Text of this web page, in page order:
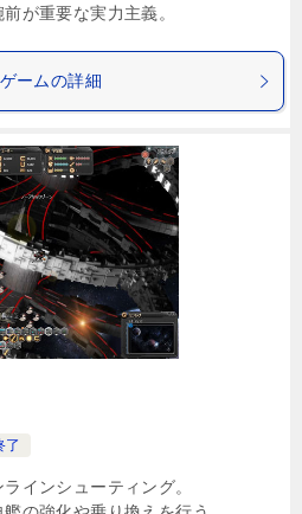
が重要な実力主義。
ームの詳細
了
インシューティング。